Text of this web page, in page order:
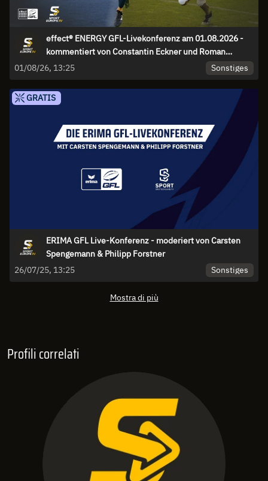
effect® ENERGY GFL-Livekonferenz am 01.08.2026 -
kommentiert von Constantin Eckner und Roman
Motzkus
01/08/26, 13:25 Sonstiges
GRATIS
ERIMA GFL Live-Konferenz - moderiert von Carsten
Spengemann & Philipp Forstner
26/07/25, 13:25
Sonstiges
Mostra di più
Profili correlati